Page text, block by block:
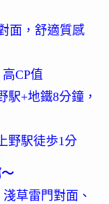
面，舒適質感
CP值
駅+地鐵8分鐘，
野駅徒歩1分
草雷門對面、